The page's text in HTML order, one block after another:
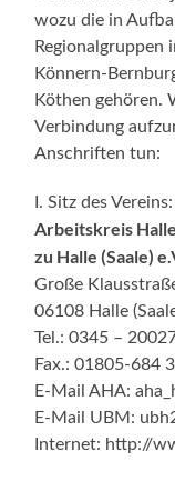
wozu die in
Könnern-
Köthen gehören.
Verbindung
Anschriften tun:
I. Sitz des Vereins:
Arbeitskreis
zu Halle (Saale)
Große
06108 Halle
Tel.: 0345 –
Fax.: 01805-684
E-Mail AHA:
E-Mail UBM:
Internet: http://